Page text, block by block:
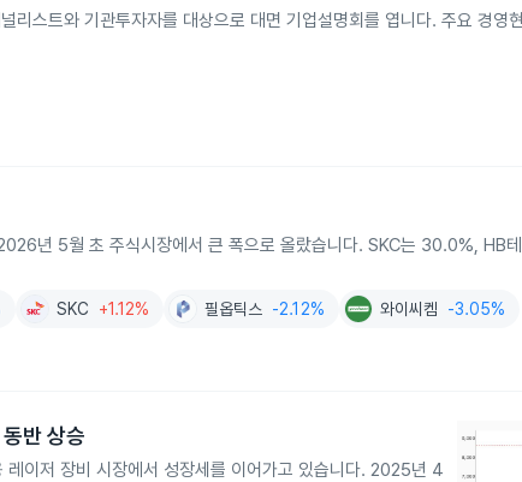
스트와 기관투자자를 대상으로 대면 기업설명회를 엽니다. 주요 경영
년 5월 초 주식시장에서 큰 폭으로 올랐습니다. SKC는 30.0%, HB
SKC +1.12% 필옵틱스 -2.12% 와이씨켐 -3.05%
반 상승
이저 장비 시장에서 성장세를 이어가고 있습니다. 2025년 4